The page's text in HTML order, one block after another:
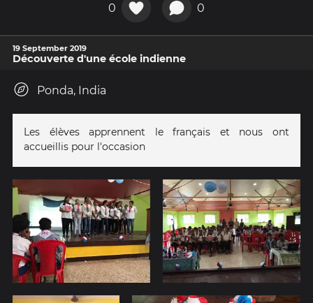
0 0
19 September 2019
Découverte d'une école indienne
Ponda, India
Les élèves apprennent le français et nous ont
accueillis pour l'occasion